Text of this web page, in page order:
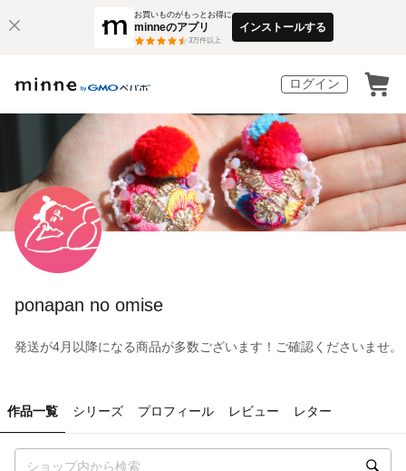
お買いものがもっとお得に
minneのアプリ
3万件以上
インストールする
ログイン
ponapan no omise
発送が4月以降になる商品が多数ございます！ご確認くださいませ。
作品一覧 シリーズ プロフィール レビュー レター